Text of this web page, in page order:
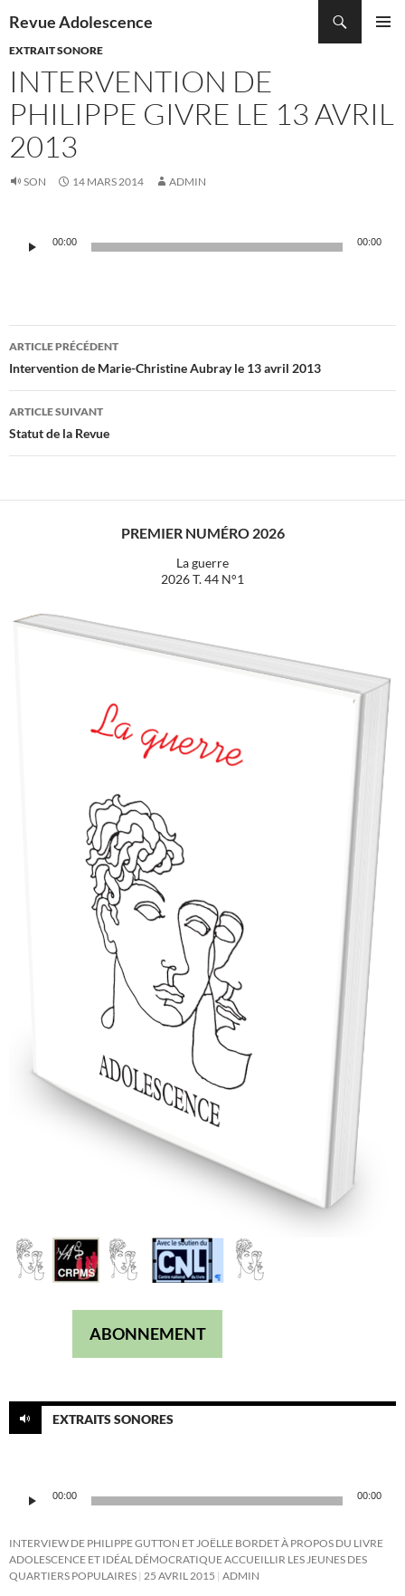
Revue Adolescence
AU
CONTENU
EXTRAIT SONORE
INTERVENTION DE
PHILIPPE GIVRE LE 13 AVRIL
2013
SON 14 MARS 2014 ADMIN
audio
00:00 00:00
Navigation
des
articles
ARTICLE PRÉCÉDENT
Intervention de Marie-Christine Aubray le 13 avril 2013
ARTICLE SUIVANT
Statut de la Revue
PREMIER NUMÉRO 2026
La guerre
2026 T. 44 N°1
ABONNEMENT
EXTRAITS SONORES
audio
00:00 00:00
INTERVIEW DE PHILIPPE GUTTON ET JOËLLE BORDET À PROPOS DU LIVRE
ADOLESCENCE ET IDÉAL DÉMOCRATIQUE ACCUEILLIR LES JEUNES DES
QUARTIERS POPULAIRES 25 AVRIL 2015 ADMIN